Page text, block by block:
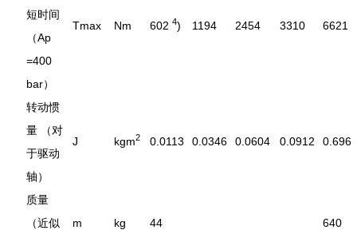
短时间
（Ap
=400
bar）
Tmax Nm 6024) 1194 2454 3310 6621
转动惯
量 （对
于驱动
轴）
J kgm2 0.0113 0.0346 0.0604 0.0912 0.696
质量
（近似
m kg 44 640